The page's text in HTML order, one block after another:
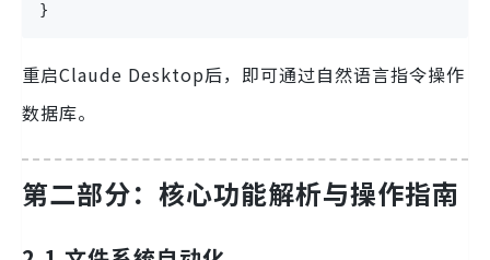
}
重启Claude Desktop后，即可通过自然语言指令操作
数据库。
第二部分：核心功能解析与操作指南